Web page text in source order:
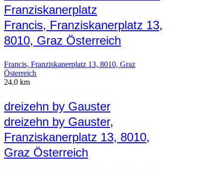
Franziskanerplatz
Francis, Franziskanerplatz 13,
8010, Graz Österreich
Francis, Franziskanerplatz 13, 8010, Graz
Österreich
24.0 km
dreizehn by Gauster
dreizehn by Gauster,
Franziskanerplatz 13, 8010,
Graz Österreich